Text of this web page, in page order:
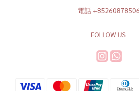
電話 +85260878506
FOLLOW US